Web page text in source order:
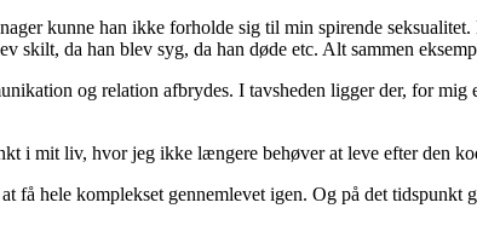
kunne han ikke forholde sig til min spirende
da han blev syg, da han døde etc. Alt sammen
og relation afbrydes. I tavsheden ligger der, for
i mit liv, hvor jeg ikke længere behøver at leve efter den
hele komplekset gennemlevet igen. Og på det